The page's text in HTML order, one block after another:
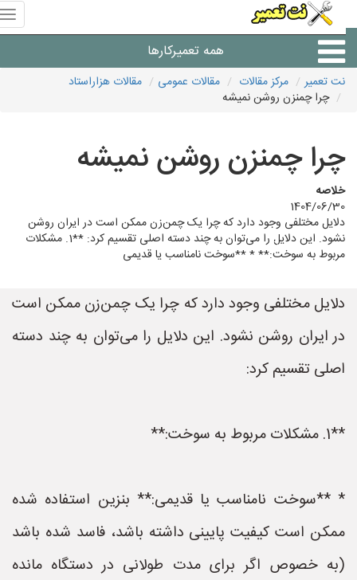
همه تعمیرکارها
شرکت های تعمیرات لوازم
نت تعمیر مرکز مقالات مقالات عمومی
مقالات هزاراستاد
چرا چمنزن روشن نمیشه
چرا چمنزن روشن نمیشه
خلاصه
1404/06/30
دلایل مختلفی وجود دارد که چرا یک چمن‌زن ممکن است در ایران روشن
نشود. این دلایل را می‌توان به چند دسته اصلی تقسیم کرد: **1. مشکلات
مربوط به سوخت:** * **سوخت نامناسب یا قدیمی
دلایل مختلفی وجود دارد که چرا یک چمن‌زن ممکن است
در ایران روشن نشود. این دلایل را می‌توان به چند دسته
اصلی تقسیم کرد:
**1. مشکلات مربوط به سوخت:**
* **سوخت نامناسب یا قدیمی:** بنزین استفاده شده
ممکن است کیفیت پایینی داشته باشد، فاسد شده باشد
(به خصوص اگر برای مدت طولانی در دستگاه مانده